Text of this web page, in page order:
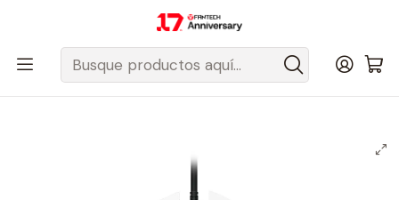
Despacho gratis a todo Chile sobre $50.000 pesos.
Inicio
Mouse y Acc. de mouse
Mouse Con cable
VX6 PHANTOM II White Gaming Mouse 7.200 DPI